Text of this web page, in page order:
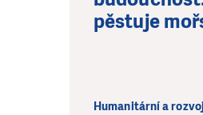
pěstuje
Humanitární a